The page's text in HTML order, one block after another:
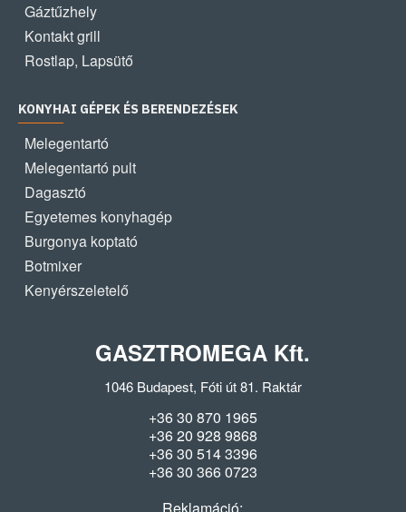
Gáztűzhely
Kontakt grill
Rostlap, Lapsütő
KONYHAI GÉPEK ÉS BERENDEZÉSEK
Melegentartó
Melegentartó pult
Dagasztó
Egyetemes konyhagép
Burgonya koptató
Botmixer
Kenyérszeletelő
GASZTROMEGA Kft.
1046 Budapest, Fóti út 81. Raktár
+36 30 870 1965
+36 20 928 9868
+36 30 514 3396
+36 30 366 0723